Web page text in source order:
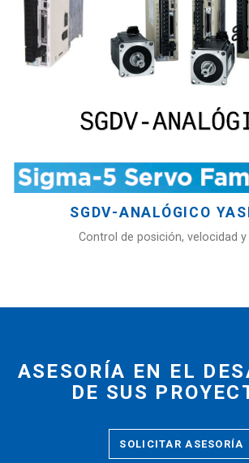
SGDV-ANALÓGICO
Control de posición, velocidad
ASESORÍA EN EL
DE SUS
SOLICITAR ASESORÍA